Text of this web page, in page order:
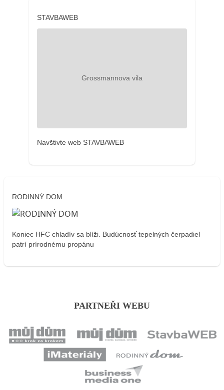
STAVBAWEB
Navštivte web STAVBAWEB
RODINNÝ DOM
Koniec HFC chladív sa blíži. Budúcnosť tepelných čerpadiel
patrí prírodnému propánu
PARTNEŘI WEBU